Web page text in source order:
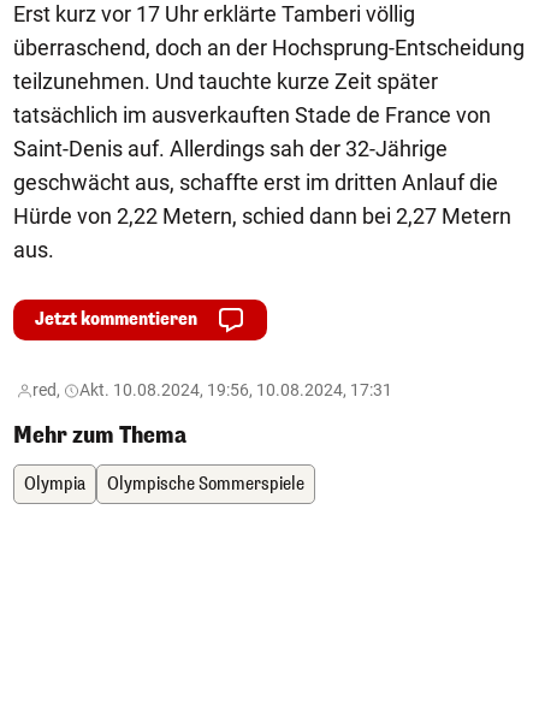
Erst kurz vor 17 Uhr erklärte Tamberi völlig
überraschend, doch an der Hochsprung-Entscheidung
teilzunehmen. Und tauchte kurze Zeit später
tatsächlich im ausverkauften Stade de France von
Saint-Denis auf. Allerdings sah der 32-Jährige
geschwächt aus, schaffte erst im dritten Anlauf die
Hürde von 2,22 Metern, schied dann bei 2,27 Metern
aus.
Jetzt kommentieren
red, Akt. 10.08.2024, 19:56, 10.08.2024, 17:31
Mehr zum Thema
Olympia Olympische Sommerspiele